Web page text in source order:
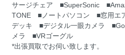
サージチェア ■SuperSonic
TONE ■ノートパソコン ■窓用
デッキ ■デジタル一眼カメラ
メラ ■VRゴーグル
*出張買取でお伺い致します。